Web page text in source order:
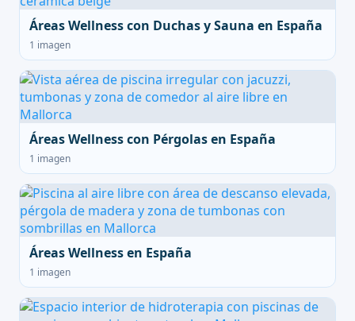
Áreas Wellness con Duchas y Sauna en España
1 imagen
Áreas Wellness con Pérgolas en España
1 imagen
Áreas Wellness en España
1 imagen